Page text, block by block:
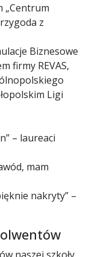
„Centrum
z
Biznesowe
firmy REVAS,
Ligi
– laureaci
mam
nakryty” –